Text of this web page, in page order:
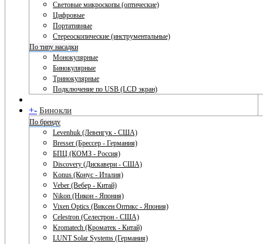
Световые микроскопы (оптические)
Цифровые
Портативные
Стереоскопические (инструментальные)
По типу насадки
Монокулярные
Бинокулярные
Тринокулярные
Подключение по USB (LCD экран)
+- Бинокли
По бренду
Levenhuk (Левенгук - США)
Bresser (Брессер - Германия)
БПЦ (КОМЗ - Россия)
Discovery (Дискавери - США)
Konus (Конус - Италия)
Veber (Вебер - Китай)
Nikon (Никон - Япония)
Vixen Optics (Виксен Оптикс - Япония)
Celestron (Селестрон - США)
Kromatech (Кроматек - Китай)
LUNT Solar Systems (Германия)